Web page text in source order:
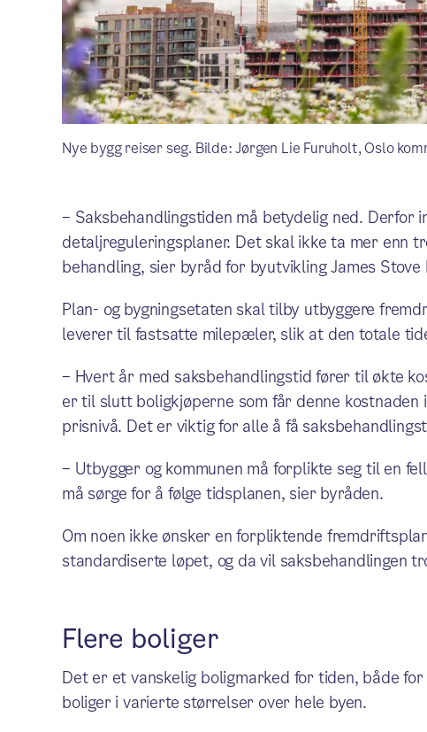
Nye bygg reiser seg. Bilde: Jørgen Lie Furuholt, Oslo
– Saksbehandlingstiden må betydelig ned. Derfor
detaljreguleringsplaner. Det skal ikke ta mer enn
behandling, sier byråd for byutvikling James Stove
Plan- og bygningsetaten skal tilby utbyggere
leverer til fastsatte milepæler, slik at den totale
– Hvert år med saksbehandlingstid fører til økte
er til slutt boligkjøperne som får denne
prisnivå. Det er viktig for alle å få
– Utbygger og kommunen må forplikte seg til en
må sørge for å følge tidsplanen, sier byråden.
Om noen ikke ønsker en forpliktende
standardiserte løpet, og da vil saksbehandlingen
Flere boliger
Det er et vanskelig boligmarked for tiden, både
boliger i varierte størrelser over hele byen.